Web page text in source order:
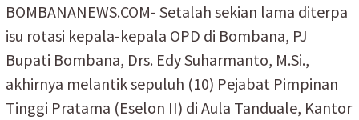
BOMBANANEWS.COM- Setalah sekian lama diterpa
isu rotasi kepala-kepala OPD di Bombana, PJ
Bupati Bombana, Drs. Edy Suharmanto, M.Si.,
akhirnya melantik sepuluh (10) Pejabat Pimpinan
Tinggi Pratama (Eselon II) di Aula Tanduale, Kantor